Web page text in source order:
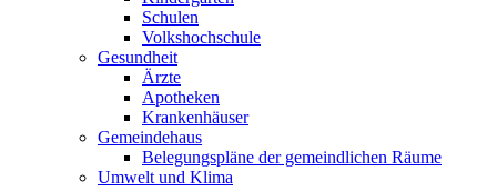
Schulen
Volkshochschule
Gesundheit
Ärzte
Apotheken
Krankenhäuser
Gemeindehaus
Belegungspläne der gemeindlichen Räume
Umwelt und Klima